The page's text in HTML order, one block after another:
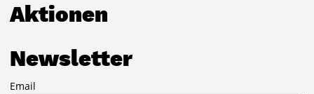
Aktionen
Newsletter
Email